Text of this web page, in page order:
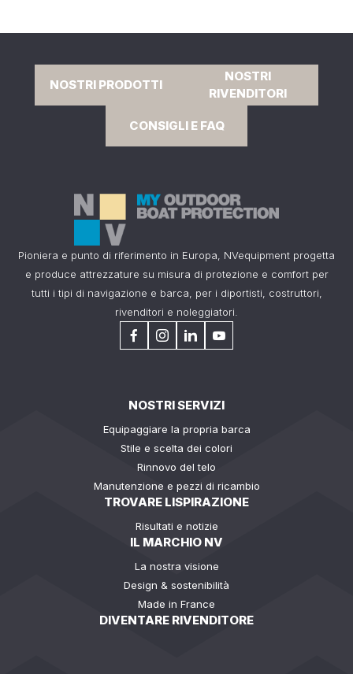
NOSTRI PRODOTTI
NOSTRI
RIVENDITORI
CONSIGLI E FAQ
Pioniera e punto di riferimento in Europa, NVequipment progetta
e produce attrezzature su misura di protezione e comfort per
tutti i tipi di navigazione e barca, per i diportisti, costruttori,
rivenditori e noleggiatori.
NOSTRI SERVIZI
Equipaggiare la propria barca
Stile e scelta dei colori
Rinnovo del telo
Manutenzione e pezzi di ricambio
TROVARE LISPIRAZIONE
Risultati e notizie
IL MARCHIO NV
La nostra visione
Design & sostenibilità
Made in France
DIVENTARE RIVENDITORE